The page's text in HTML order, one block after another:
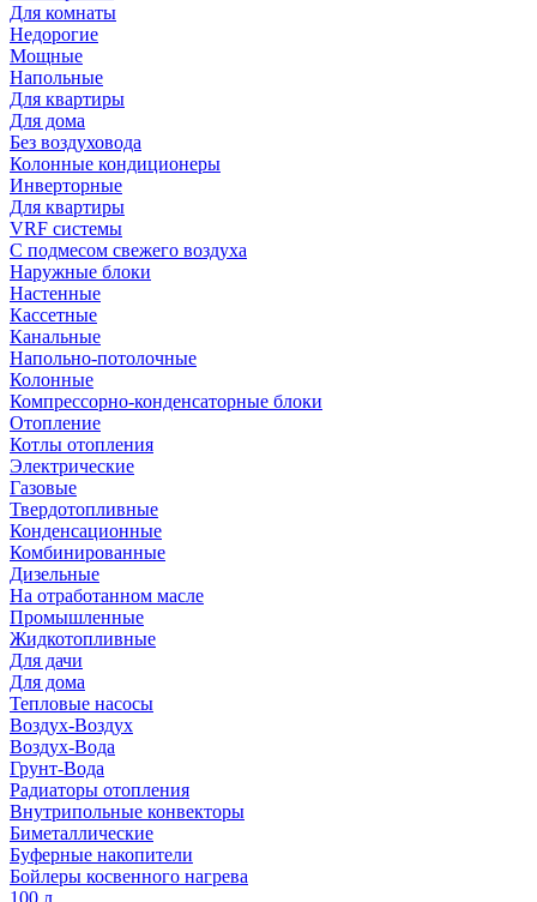
Для комнаты
Недорогие
Мощные
Напольные
Для квартиры
Для дома
Без воздуховода
Колонные кондиционеры
Инверторные
Для квартиры
VRF системы
С подмесом свежего воздуха
Наружные блоки
Настенные
Кассетные
Канальные
Напольно-потолочные
Колонные
Компрессорно-конденсаторные блоки
Отопление
Котлы отопления
Электрические
Газовые
Твердотопливные
Конденсационные
Комбинированные
Дизельные
На отработанном масле
Промышленные
Жидкотопливные
Для дачи
Для дома
Тепловые насосы
Воздух-Воздух
Воздух-Вода
Грунт-Вода
Радиаторы отопления
Внутрипольные конвекторы
Биметаллические
Буферные накопители
Бойлеры косвенного нагрева
100 л